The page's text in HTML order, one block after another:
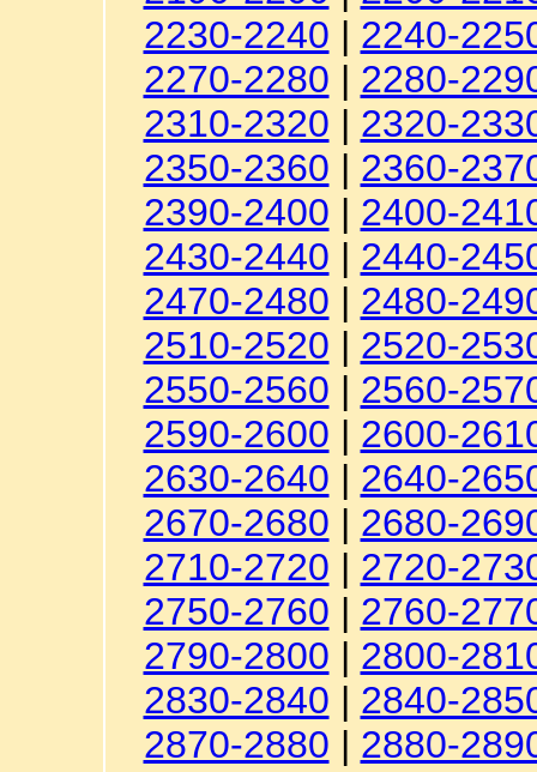
2230-2240 | 2240-
2270-2280 | 2280-
2310-2320 | 2320-
2350-2360 | 2360-
2390-2400 | 2400-
2430-2440 | 2440-
2470-2480 | 2480-
2510-2520 | 2520-
2550-2560 | 2560-
2590-2600 | 2600-
2630-2640 | 2640-
2670-2680 | 2680-
2710-2720 | 2720-
2750-2760 | 2760-
2790-2800 | 2800-
2830-2840 | 2840-
2870-2880 | 2880-